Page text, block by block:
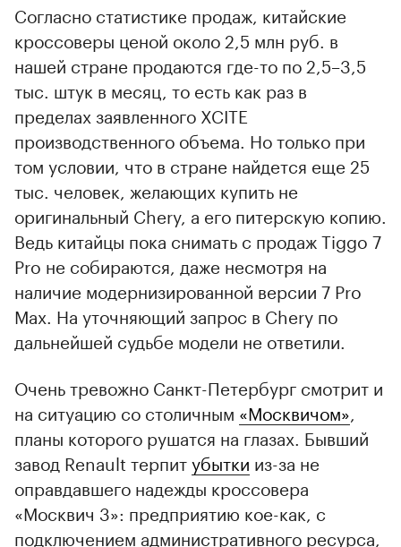
Согласно статистике продаж, китайские
кроссоверы ценой около 2,5 млн руб. в
нашей стране продаются где-то по 2,5–3,5
тыс. штук в месяц, то есть как раз в
пределах заявленного XCITE
производственного объема. Но только при
том условии, что в стране найдется еще 25
тыс. человек, желающих купить не
оригинальный Chery, а его питерскую копию.
Ведь китайцы пока снимать с продаж Tiggo 7
Pro не собираются, даже несмотря на
наличие модернизированной версии 7 Pro
Max. На уточняющий запрос в Chery по
дальнейшей судьбе модели не ответили.
Очень тревожно Санкт-Петербург смотрит и
на ситуацию со столичным «Москвичом»,
планы которого рушатся на глазах. Бывший
завод Renault терпитубытки из-за не
оправдавшего надежды кроссовера
«Москвич 3»: предприятию кое-как, с
подключением административного ресурса,